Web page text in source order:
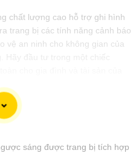
chất lượng cao hỗ trợ ghi hình
trang bị các tính năng cảnh báo
vệ an ninh cho không gian của
sáng được trang bị tích hợp